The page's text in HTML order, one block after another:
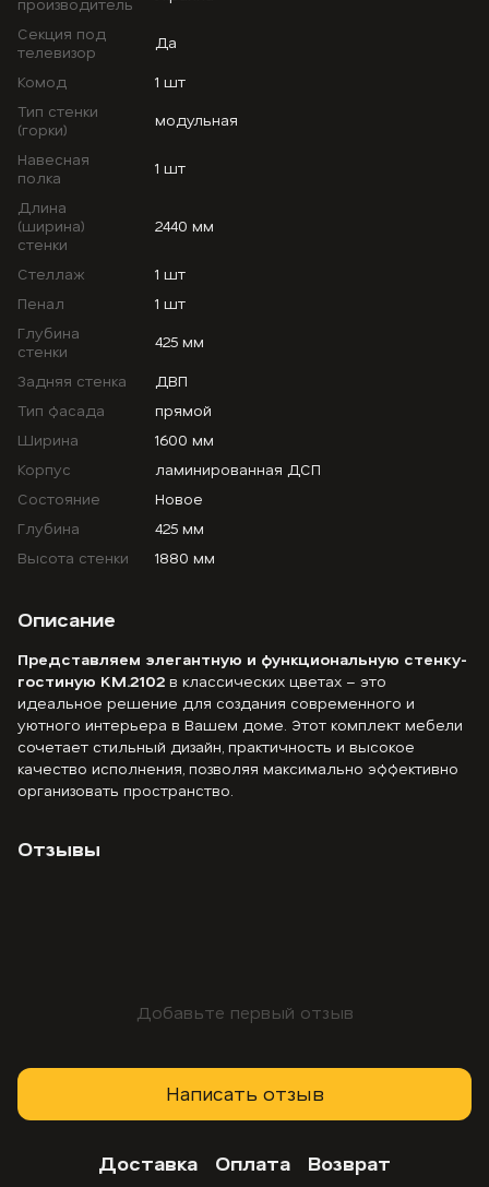
Секция под
телевизор
Да
Комод
1 шт
Тип стенки
(горки)
модульная
Навесная
полка
1 шт
Длина
(ширина)
стенки
2440 мм
Стеллаж
1 шт
Пенал
1 шт
Глубина
стенки
425 мм
Задняя стенка
ДВП
Тип фасада
прямой
Ширина
1600 мм
Корпус
ламинированная ДСП
Состояние
Новое
Глубина
425 мм
Высота стенки
1880 мм
Описание
Представляем элегантную и функциональную стенку-
гостиную KM.2102 в классических цветах – это
идеальное решение для создания современного и
уютного интерьера в Вашем доме. Этот комплект мебели
сочетает стильный дизайн, практичность и высокое
качество исполнения, позволяя максимально эффективно
организовать пространство.
Отзывы
Добавьте первый отзыв
Написать отзыв
Доставка Оплата Возврат